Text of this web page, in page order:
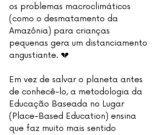
os problemas macroclimáticos
(como o desmatamento da
Amazônia) para crianças
pequenas gera um distanciamento
angustiante. 💔
Em vez de salvar o planeta antes
de conhecê-lo, a metodologia da
Educação Baseada no Lugar
(Place-Based Education) ensina
que faz muito mais sentido